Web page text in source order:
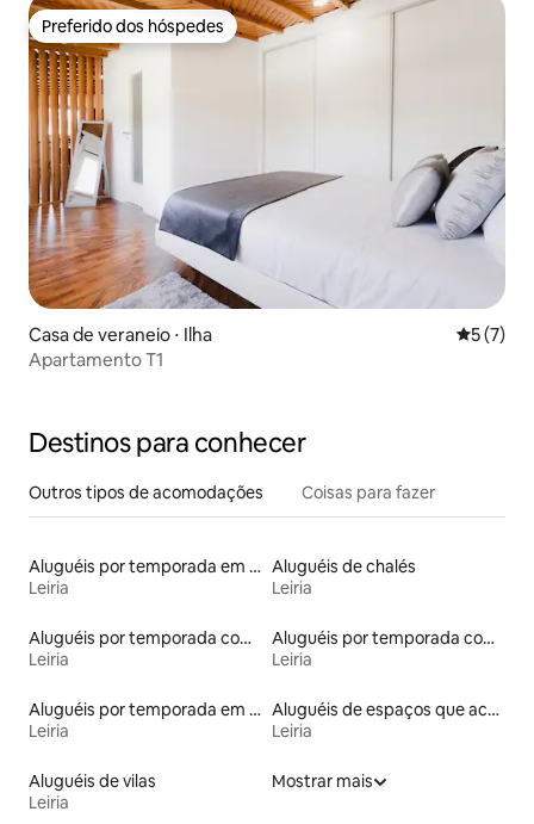
Preferido dos hóspedes
Preferido dos hóspedes
Casa de veraneio ⋅ Ilha 5 de
5 (7)
Apartamento T1
Destinos para conhecer
Outros tipos de acomodações Coisas para fazer
Aluguéis por temporada em albergue
Leiria
Aluguéis de chalés
Leiria
Aluguéis por temporada com sauna
Leiria
Aluguéis por temporada com cama de altura acessível
Leiria
Aluguéis por temporada em hotéis-fazenda
Leiria
Aluguéis de espaços que aceitam animais de estimação
Leiria
Aluguéis de vilas
Leiria
Mostrar mais